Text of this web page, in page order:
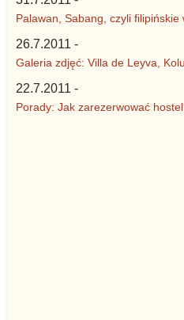
Palawan, Sabang, czyli
26.7.2011 -
Galeria zdjęć: Villa de Leyva,
22.7.2011 -
Porady: Jak zarezerwować